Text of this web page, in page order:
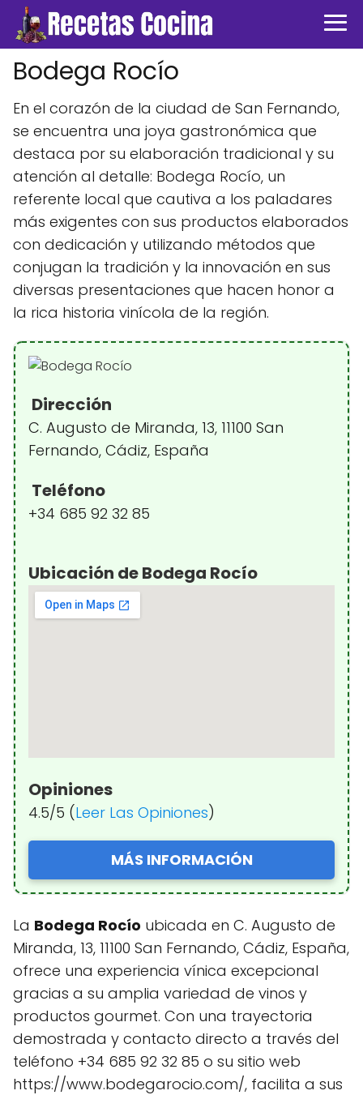
Bodega Rocío
En el corazón de la ciudad de San Fernando,
se encuentra una joya gastronómica que
destaca por su elaboración tradicional y su
atención al detalle: Bodega Rocío, un
referente local que cautiva a los paladares
más exigentes con sus productos elaborados
con dedicación y utilizando métodos que
conjugan la tradición y la innovación en sus
diversas presentaciones que hacen honor a
la rica historia vinícola de la región.
Dirección
C. Augusto de Miranda, 13, 11100 San
Fernando, Cádiz, España
Teléfono
+34 685 92 32 85
Ubicación de Bodega Rocío
Opiniones
4.5/5 (Leer Las Opiniones)
MÁS INFORMACIÓN
La Bodega Rocío ubicada en C. Augusto de
Miranda, 13, 11100 San Fernando, Cádiz, España,
ofrece una experiencia vínica excepcional
gracias a su amplia variedad de vinos y
productos gourmet. Con una trayectoria
demostrada y contacto directo a través del
teléfono +34 685 92 32 85 o su sitio web
https://www.bodegarocio.com/, facilita a sus